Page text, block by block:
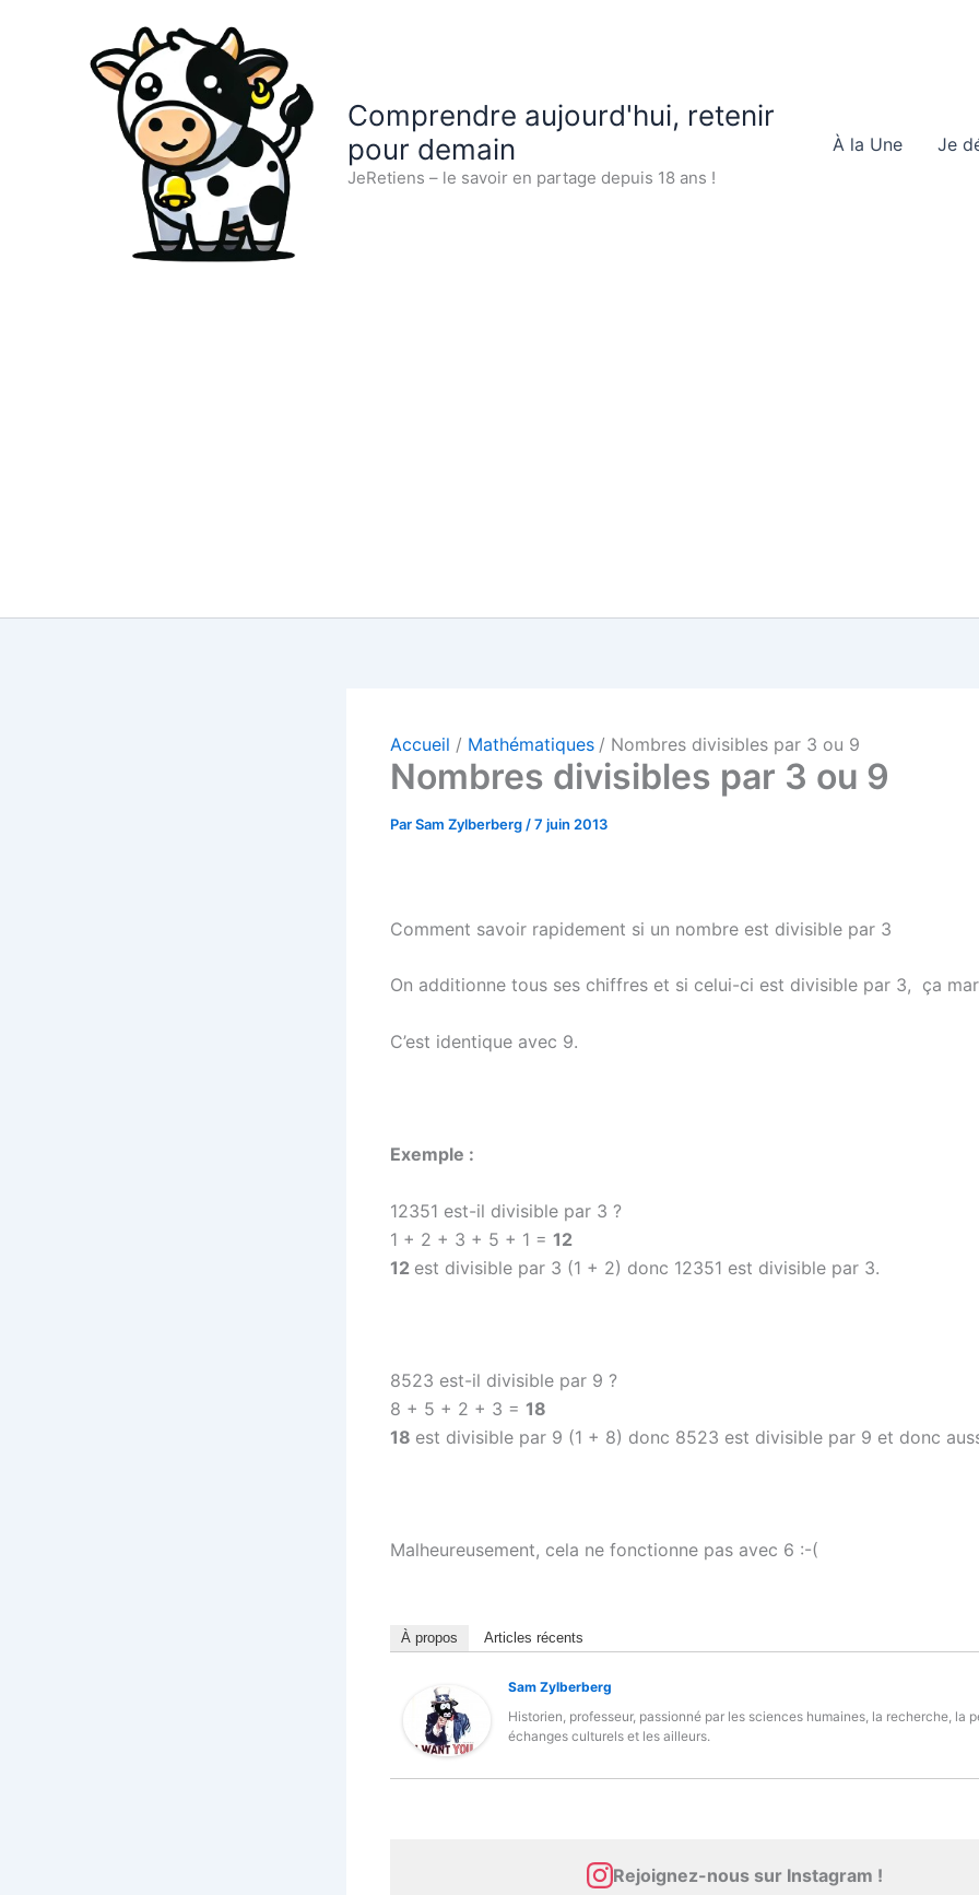
Comprendre aujourd'hui, retenir
pour demain
JeRetiens – le savoir en partage depuis 18 ans !
À la Une Je
Accueil Mathématiques Nombres divisibles par 3 ou 9
Nombres divisibles par 3 ou 9
ParSam Zylberberg /7 juin 2013
Comment savoir rapidement si un nombre est divisible par 3
On additionne tous ses chiffres et si celui-ci est divisible par 3, ça
C’est identique avec 9.
Exemple :
12351 est-il divisible par 3 ?
1 + 2 + 3 + 5 + 1 = 12
12 est divisible par 3 (1 + 2) donc 12351 est divisible par 3.
8523 est-il divisible par 9 ?
8 + 5 + 2 + 3 = 18
18 est divisible par 9 (1 + 8) donc 8523 est divisible par 9 et donc
Malheureusement, cela ne fonctionne pas avec 6 :-(
À propos Articles récents
Sam Zylberberg
Historien, professeur, passionné par les sciences humaines, la recherche, la
échanges culturels et les ailleurs.
Rejoignez-nous sur Instagram !